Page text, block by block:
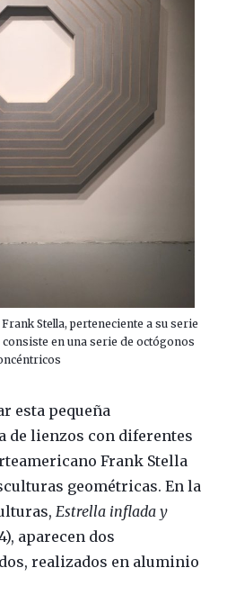
Stella, perteneciente a su serie
en una serie de octógonos
esta pequeña
de lienzos con diferentes
Frank Stella
geométricas. En la
Estrella inflada y
aparecen dos
realizados en aluminio